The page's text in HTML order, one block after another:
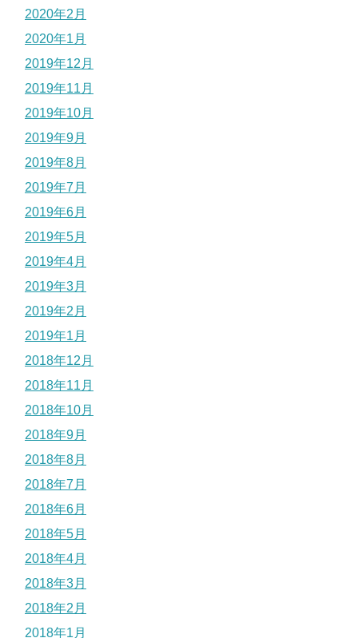
2020年2月
2020年1月
2019年12月
2019年11月
2019年10月
2019年9月
2019年8月
2019年7月
2019年6月
2019年5月
2019年4月
2019年3月
2019年2月
2019年1月
2018年12月
2018年11月
2018年10月
2018年9月
2018年8月
2018年7月
2018年6月
2018年5月
2018年4月
2018年3月
2018年2月
2018年1月